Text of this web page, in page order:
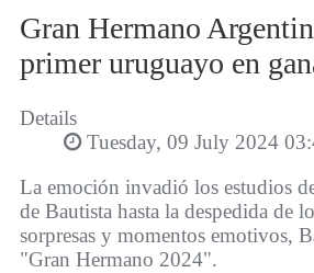
Gran Hermano
primer uruguayo en
Details
Tuesday, 09 July 2024
La emoción invadió los estudios
de Bautista hasta la despedida de
sorpresas y momentos emotivos,
"Gran Hermano 2024".